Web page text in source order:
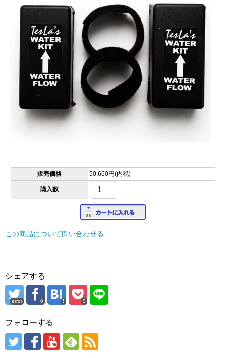
販売価格 50,660円(内税)
購入数
この商品について問い合わせる
シェアする
error 0 0
フォローする